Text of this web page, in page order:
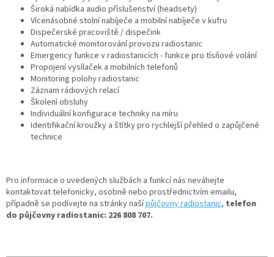
Široká nabídka audio příslušenství (headsety)
Vícenásobné stolní nabíječe a mobilní nabíječe v kufru
Dispečerské pracoviště / dispečink
Automatické monitorování provozu radiostanic
Emergency funkce v radiostanicích - funkce pro tísňové volání
Propojení vysílaček a mobilních telefonů
Monitoring polohy radiostanic
Záznam rádiových relací
Školení obsluhy
Individuální konfigurace techniky na míru
Identifikační kroužky a štítky pro rychlejší přehled o zapůjčené
technice
Pro informace o uvedených službách a funkcí nás neváhejte
kontaktovat telefonicky, osobně nebo prostřednictvím emailu,
případně se podívejte na stránky našípůjčovny radiostanic, telefon
do půjčovny radiostanic: 226 808 707.